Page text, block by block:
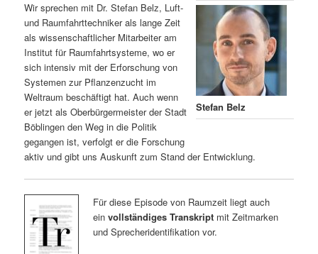
n
g
e
n
Stefan Belz
Wir sprechen mit Dr. Stefan Belz, Luft-
und Raumfahrttechniker als lange Zeit
als wissenschaftlicher Mitarbeiter am
Institut für Raumfahrtsysteme, wo er
sich intensiv mit der Erforschung von
Systemen zur Pflanzenzucht im
Weltraum beschäftigt hat. Auch wenn
er jetzt als Oberbürgermeister der Stadt
Böblingen den Weg in die Politik
gegangen ist, verfolgt er die Forschung
aktiv und gibt uns Auskunft zum Stand der Entwicklung.
Für diese Episode von Raumzeit liegt auch
ein vollständiges Transkriptmit Zeitmarken
und Sprecheridentifikation vor.